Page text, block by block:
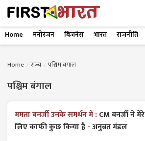
Home मनोरंजन बिज़नेस भारत राजनीति
Home राज्य पश्चिम बंगाल
पश्चिम बंगाल
ममता बनर्जी उनके समर्थन में :CM बनर्जी ने मेरे
लिए काफी कुछ किया है - अनुब्रत मंडल